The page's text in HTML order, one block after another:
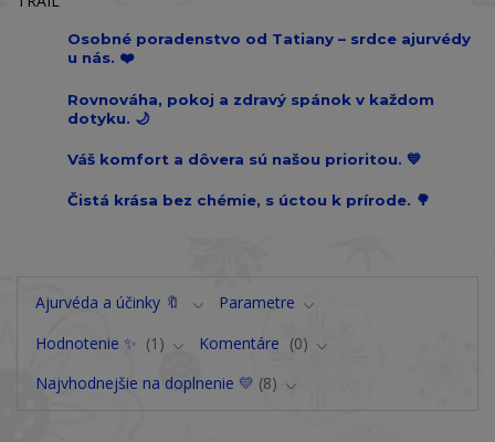
Osobné poradenstvo od Tatiany – srdce ajurvédy
u nás. ❤️
Rovnováha, pokoj a zdravý spánok v každom
dotyku. 🌙
Váš komfort a dôvera sú našou prioritou. 💙
Čistá krása bez chémie, s úctou k prírode. 🌳
Ajurvéda a účinky 🔖
Parametre
Hodnotenie ✨
1 Komentáre
0
Najvhodnejšie na doplnenie 💛 8